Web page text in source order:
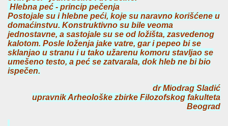
Hlebna peć - princip pečenja
Postojale su i hlebne peći, koje su naravno korišćene u
domaćinstvu. Konstruktivno su bile veoma
jednostavne, a sastojale su se od ložišta, zasvedenog
kalotom. Posle loženja jake vatre, gar i pepeo bi se
sklanjao u stranu i u tako užarenu komoru stavljao se
umešeno testo, a peć se zatvarala, dok hleb ne bi bio
ispečen.
dr Miodrag Sladić
upravnik Arheološke zbirke Filozofskog fakulteta
Beograd